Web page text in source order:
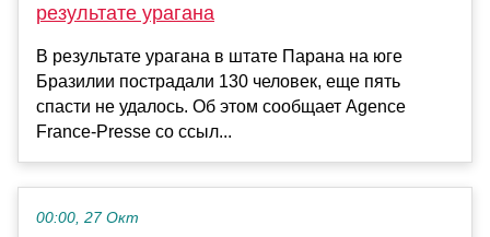
результате урагана
В результате урагана в штате Парана на юге
Бразилии пострадали 130 человек, еще пять
спасти не удалось. Об этом сообщает Agence
France-Presse со ссыл...
00:00, 27 Окт